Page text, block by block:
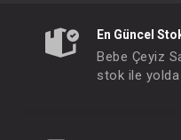
En Güncel
Bebe Çeyiz
stok ile yolda